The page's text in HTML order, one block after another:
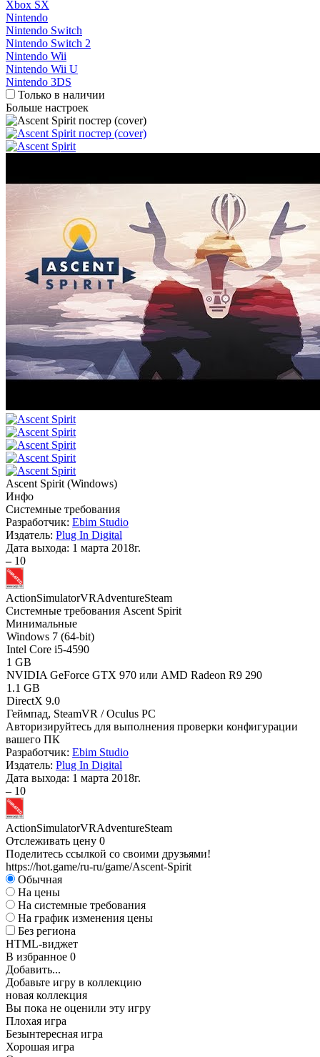
Xbox SX
Nintendo
Nintendo Switch
Nintendo Switch 2
Nintendo Wii
Nintendo Wii U
Nintendo 3DS
Только в наличии
Больше настроек
Ascent Spirit (Windows)
Инфо
Системные требования
Разработчик: Ebim Studio
Издатель: Plug In Digital
Дата выхода: 1 марта 2018г.
– 10
ActionSimulatorVRAdventureSteam
Системные требования Ascent Spirit
Минимальные
Windows 7 (64-bit)
Intel Core i5-4590
1 GB
NVIDIA GeForce GTX 970 или AMD Radeon R9 290
1.1 GB
DirectX 9.0
Геймпад, SteamVR / Oculus PC
Авторизируйтесь для выполнения проверки конфигурации
вашего ПК
Разработчик: Ebim Studio
Издатель: Plug In Digital
Дата выхода: 1 марта 2018г.
– 10
ActionSimulatorVRAdventureSteam
Отслеживать цену 0
Поделитесь ссылкой со своими друзьями!
https://hot.game/ru-ru/game/Ascent-Spirit
Обычная
На цены
На системные требования
На график изменения цены
Без региона
HTML-виджет
В избранное 0
Добавить...
Добавьте игру в коллекцию
новая коллекция
Вы пока не оценили эту игру
Плохая игра
Безынтересная игра
Хорошая игра